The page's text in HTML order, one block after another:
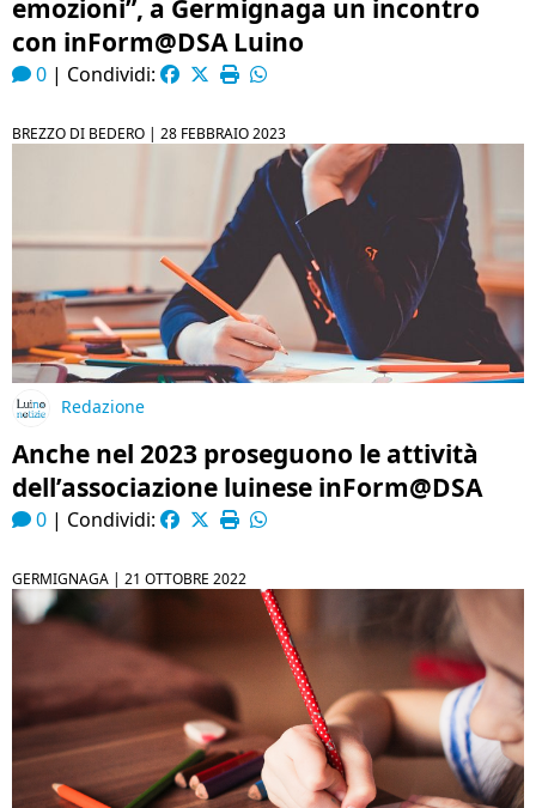
emozioni”, a Germignaga un incontro
con inForm@DSA Luino
0 | Condividi:
BREZZO DI BEDERO | 28 FEBBRAIO 2023
Redazione
Anche nel 2023 proseguono le attività
dell’associazione luinese inForm@DSA
0 | Condividi:
GERMIGNAGA | 21 OTTOBRE 2022